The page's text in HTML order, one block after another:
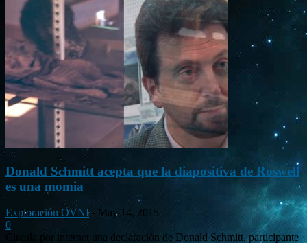
Donald Schmitt acepta que la diapositiva de Roswell
es una momia
Exploración OVNI - May 14, 2015
0
Circula por internet una declaración de Donald Schmitt, participante